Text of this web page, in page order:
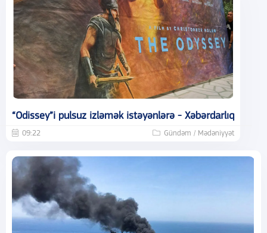
“Odissey”i pulsuz izləmək istəyənlərə - Xəbərdarlıq
09:22 Gündəm / Mədəniyyət